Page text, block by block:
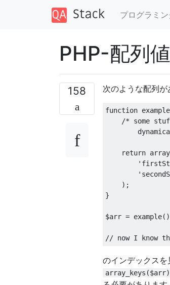
プログラミ
PHP-配列
158 次のような配列が
function example
/* some
return array
);
}
$arr = example
// now I know
のインデックスを
array_keys($arr)